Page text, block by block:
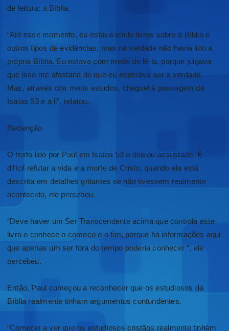
de leitura: a Bíblia.
“Até esse momento, eu estava lendo livros sobre a Bíblia e
outros tipos de evidências, mas na verdade não havia lido a
própria Bíblia. Eu estava com medo de lê-la, porque julgava
que isso me afastaria do que eu esperava ser a verdade.
Mas, através dos meus estudos, cheguei à passagem de
Isaías 53 e a li”, relatou.
Redenção
O texto lido por Paul em Isaías 53 o deixou assustado. É
difícil refutar a vida e a morte de Cristo, quando ela está
descrita em detalhes gritantes se não tivessem realmente
acontecido, ele percebeu.
“Deve haver um Ser Transcendente acima que controla este
livro e conhece o começo e o fim, porque há informações aqui
que apenas um ser fora do tempo poderia conhecer “, ele
percebeu.
Então, Paul começou a reconhecer que os estudiosos da
Bíblia realmente tinham argumentos contundentes.
“Comecei a ver que os estudiosos cristãos realmente tinham